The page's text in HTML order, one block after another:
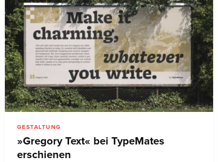
GESTALTUNG
»Gregory Text« bei TypeMates
erschienen